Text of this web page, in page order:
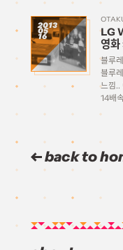
음으
레이
도 못
명…
2013
05
16
LG
영
블루
블루
느낌..
14배
back to